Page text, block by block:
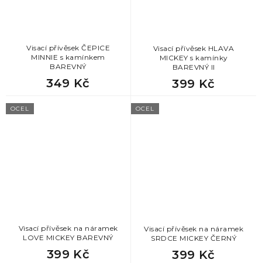
Visací přívěsek ČEPICE
MINNIE s kamínkem
BAREVNÝ
349 Kč
Visací přívěsek HLAVA
MICKEY s kamínky
BAREVNÝ II
399 Kč
OCEL
Visací přívěsek na náramek
LOVE MICKEY BAREVNÝ
399 Kč
OCEL
Visací přívěsek na náramek
SRDCE MICKEY ČERNÝ
399 Kč